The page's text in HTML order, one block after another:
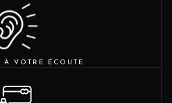
À VOTRE ÉCOUTE